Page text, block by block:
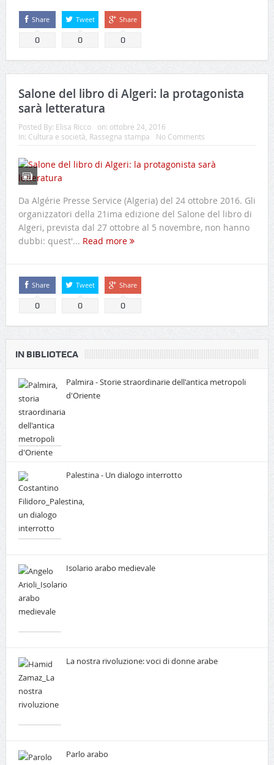
Share
0
Tweet
0
Share
0
Salone del libro di Algeri: la protagonista
sarà letteratura
Posted By: Elisa Ricco on: ottobre 24, 2016
In: Cultura e società Rassegna stampa No Comments
Da Algérie Presse Service (Algeria) del 24 ottobre 2016. Gli
organizzatori della 21ima edizione del Salone del libro di
Algeri, prevista dal 27 ottobre al 5 novembre, non hanno
dubbi: quest'... Read more
Share
0
Tweet
0
Share
0
IN BIBLIOTECA
Palmira - Storie straordinarie dell'antica metropoli
d'Oriente
Palestina - Un dialogo interrotto
Isolario arabo medievale
La nostra rivoluzione: voci di donne arabe
Parlo arabo